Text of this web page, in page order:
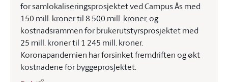
for samlokaliseringsprosjektet ved Campus Ås med
150 mill. kroner til 8 500 mill. kroner, og
kostnadsrammen for brukerutstyrsprosjektet med
25 mill. kroner til 1 245 mill. kroner.
Koronapandemien har forsinket fremdriften og økt
kostnadene for byggeprosjektet.